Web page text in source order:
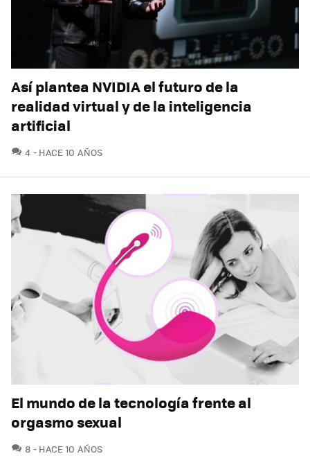
Así plantea NVIDIA el futuro de la
realidad virtual y de la inteligencia
artificial
4 COMENTARIOS
HACE 10 AÑOS
El mundo de la tecnología frente al
orgasmo sexual
8 COMENTARIOS
HACE 10 AÑOS